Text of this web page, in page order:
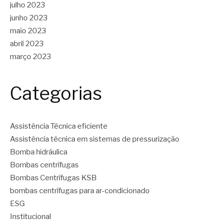
julho 2023
junho 2023
maio 2023
abril 2023
março 2023
Categorias
Assistência Técnica eficiente
Assistência técnica em sistemas de pressurização
Bomba hidráulica
Bombas centrífugas
Bombas Centrífugas KSB
bombas centrífugas para ar-condicionado
ESG
Institucional